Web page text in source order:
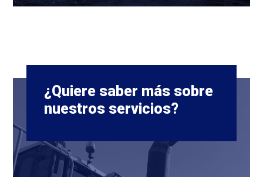
¿Quiere saber más sobre
nuestros servicios?